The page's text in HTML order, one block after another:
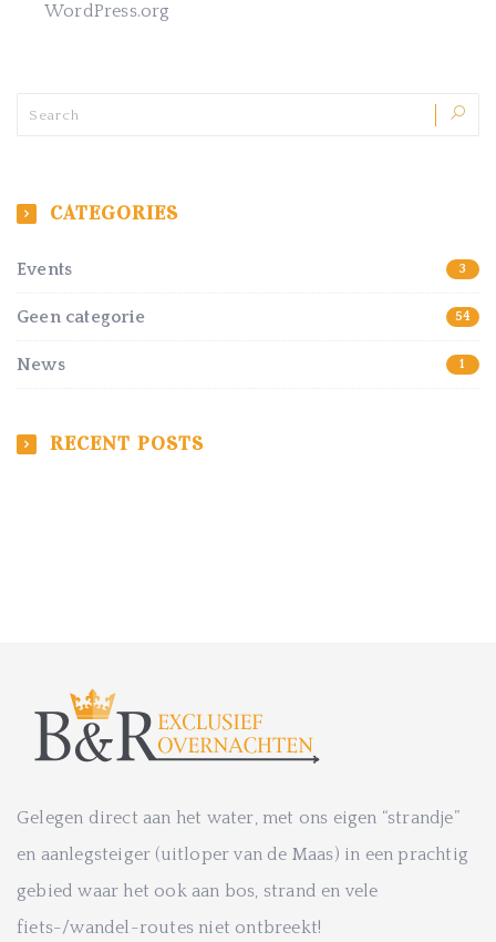
WordPress.org
CATEGORIES
Events 3
Geen categorie 54
News 1
RECENT POSTS
Gelegen direct aan het water, met ons eigen “strandje”
en aanlegsteiger (uitloper van de Maas) in een prachtig
gebied waar het ook aan bos, strand en vele
fiets-/wandel-routes niet ontbreekt!